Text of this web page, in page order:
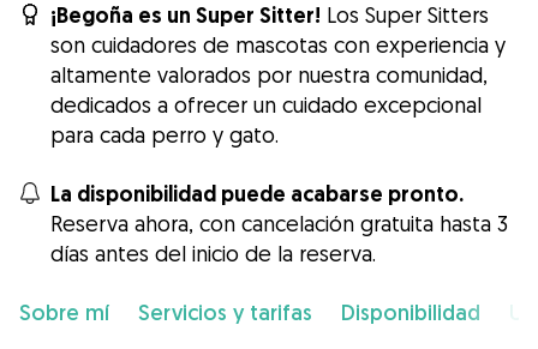
¡Begoña es un Super Sitter! Los Super Sitters
son cuidadores de mascotas con experiencia y
altamente valorados por nuestra comunidad,
dedicados a ofrecer un cuidado excepcional
para cada perro y gato.
La disponibilidad puede acabarse pronto.
Reserva ahora, con cancelación gratuita hasta 3
días antes del inicio de la reserva.
Sobre mí Servicios y tarifas Disponibilidad